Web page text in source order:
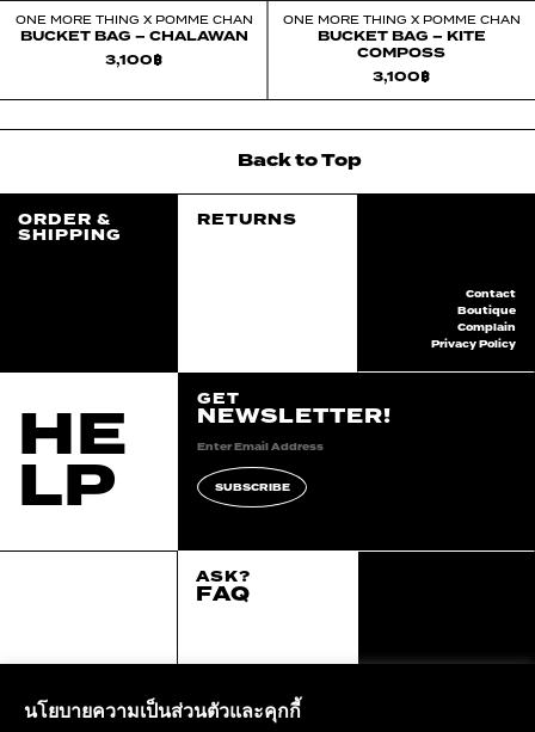
ONE MORE THING X POMME CHAN
BUCKET BAG – CHALAWAN
3,100฿
ONE MORE THING X POMME CHAN
BUCKET BAG – KITE
COMPOSS
3,100฿
ORDER &
SHIPPING
HE
LP
BacktoTop
RETURNS
GET
NEWSLETTER!
SUBSCRIBE
right reserved.::*
Contact
Boutique
Complain
Privacy Policy
ASK?
FAQ
นโยบายความเป็นส่วนตัวและคุกกี้